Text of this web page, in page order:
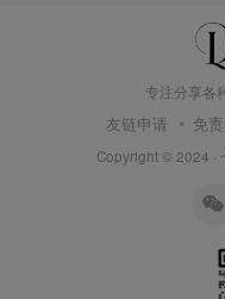
专注分享各
友链申请 免
Copyright © 2024 ·